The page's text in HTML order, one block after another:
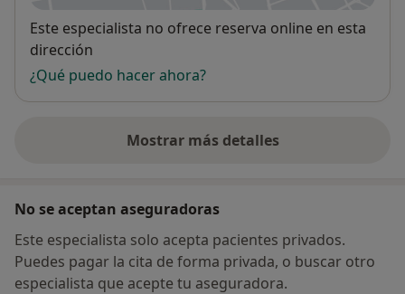
Disponibilidad
Este especialista no ofrece reserva online en esta
dirección
¿Qué puedo hacer ahora?
Mostrar más detalles
sobre la dirección
No se aceptan aseguradoras
Este especialista solo acepta pacientes privados.
Puedes pagar la cita de forma privada, o buscar otro
especialista que acepte tu aseguradora.